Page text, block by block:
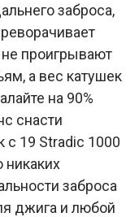
заброса,
проигрывают
а вес катушек
на 90%
снасти
с 19 Stradic 1000
никаких
заброса
джига и любой